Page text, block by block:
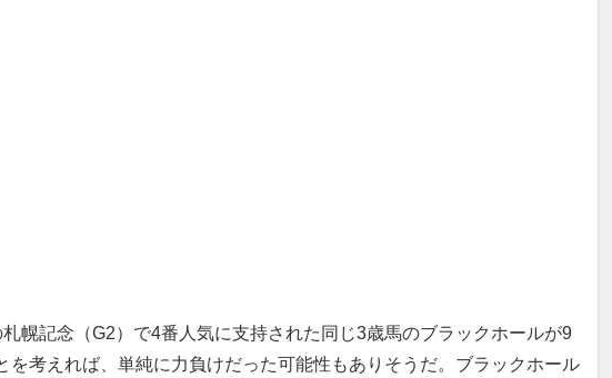
幌記念（G2）で4番人気に支持された同じ3歳馬のブラックホールが9
を考えれば、単純に力負けだった可能性もありそうだ。ブラックホール